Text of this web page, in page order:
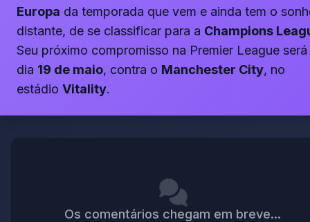
Europa da temporada que vem e ainda tem o
distante, de se classificar para a Champions
Seu próximo compromisso na Premier League
dia 19 de maio, contra o Manchester City, no
estádio Vitality.
Os comentários chegam em breve...